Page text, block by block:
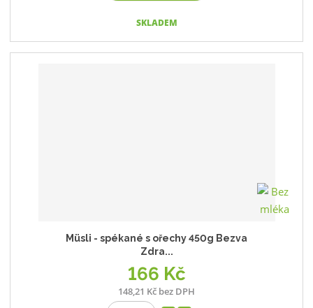
SKLADEM
Müsli - spékané s ořechy 450g Bezva
Zdra...
166 Kč
148,21 Kč bez DPH